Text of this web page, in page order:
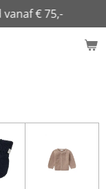
€ 75,-